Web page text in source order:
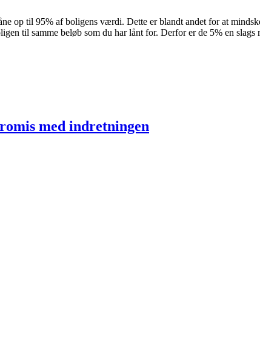
op til 95% af boligens værdi. Dette er blandt andet for at
til samme beløb som du har lånt for. Derfor er de 5% en slags
med indretningen